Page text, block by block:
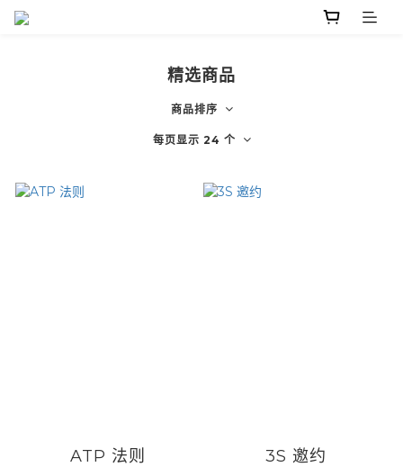
精选商品
商品排序
每页显示 24 个
ATP 法则 3S 邀约